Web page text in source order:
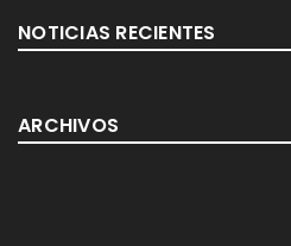
NOTICIAS RECIENTES
ARCHIVOS